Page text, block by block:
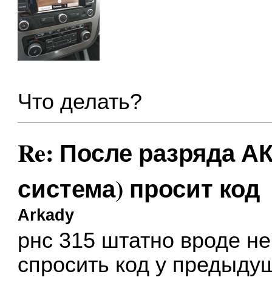
Что делать?
Re: После разряда
система) просит код
Arkady
рнс 315 штатно вроде
спросить код у